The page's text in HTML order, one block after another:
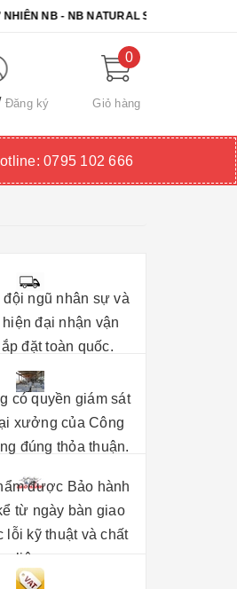
- NB NATURAL STONE. CHÚC QUÝ
Đăng ký
0
Giỏ hàng
0795 102 666
đội ngũ nhân sự và
hiện đại nhận vận
đặt toàn quốc.
có quyền giám sát
xưởng của Công
đúng thỏa thuận.
được Bảo hành
từ ngày bàn giao
lỗi kỹ thuật và chất
liệu.